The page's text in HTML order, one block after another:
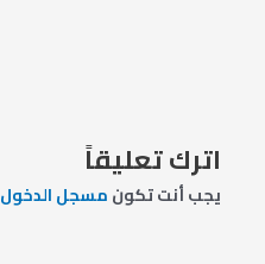
اترك تعليقاً
يجب أنت تكونمسجل الدخول